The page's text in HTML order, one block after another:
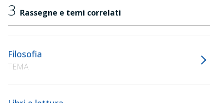
3 Rassegne e temi correlati
Filosofia
TEMA